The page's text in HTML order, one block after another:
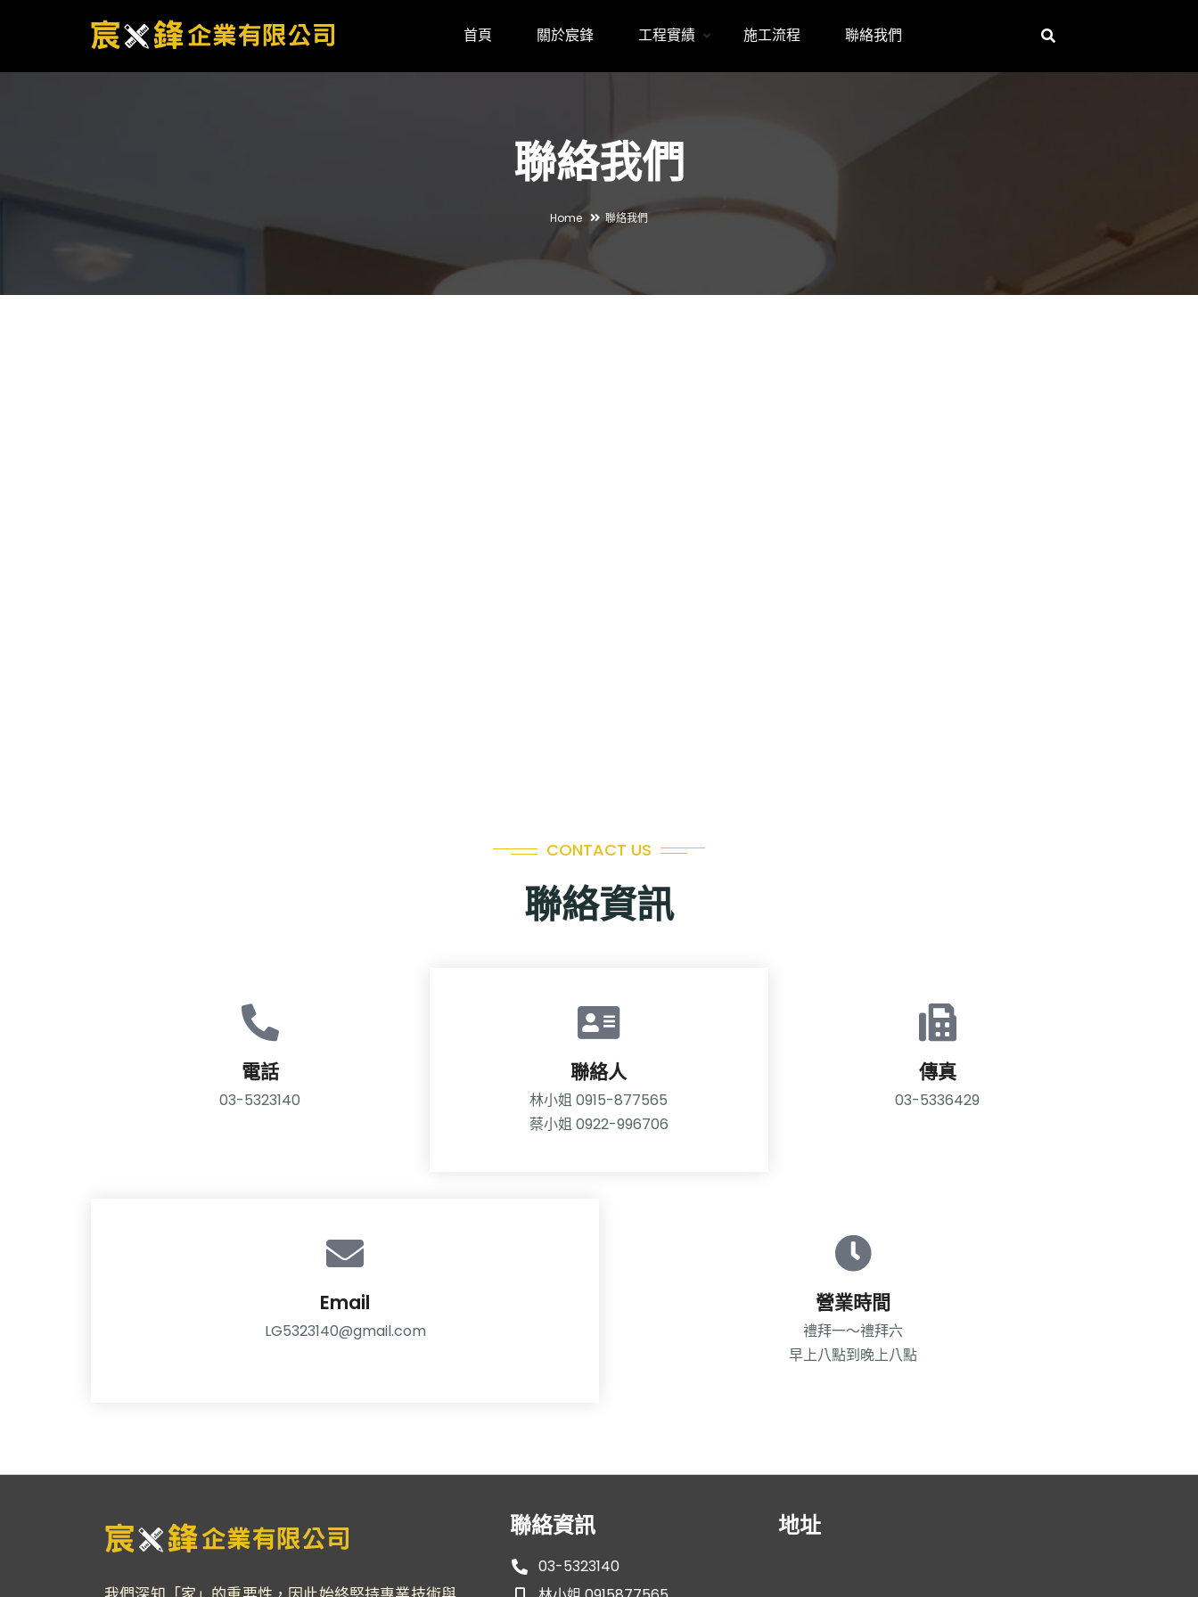
首頁 關於宸鋒 工程實績 施工流程 聯絡我們
聯絡我們
Home 聯絡我們
CONTACT US
聯絡資訊
電話
03-5323140
聯絡人
林小姐 0915-877565
蔡小姐 0922-996706
傳真
03-5336429
Email
LG5323140@gmail.com
營業時間
禮拜一～禮拜六
早上八點到晚上八點
聯絡資訊
03-5323140
地址